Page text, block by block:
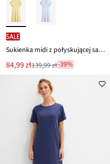
SALE
Sukienka midi z połyskującej satyny
Nowa
cena
84,99 zł
Przeceniono
139,99 zł-39%